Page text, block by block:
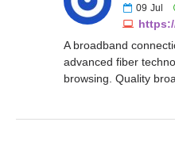
09 Jul
A broadband
advanced fiber
browsing. Quality